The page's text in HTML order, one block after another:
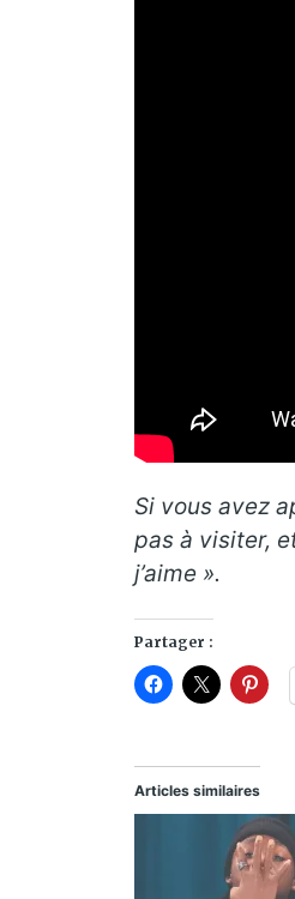
Si vous avez
pas à visiter,
j’aime ».
Partager :
Articles similaires